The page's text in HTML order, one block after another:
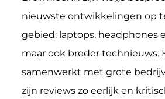
nieuwste ontwikkelingen op
gebied: laptops, headphones
maar ook breder technieuws.
samenwerkt met grote
zijn reviews zo eerlijk en